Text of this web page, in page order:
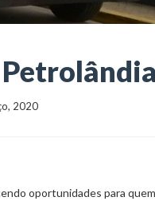
Petrolândia
2020
oportunidades para